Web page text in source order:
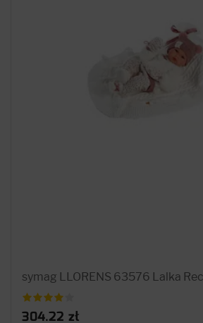
symag LLORENS 63576 Lalka
304.22 zł